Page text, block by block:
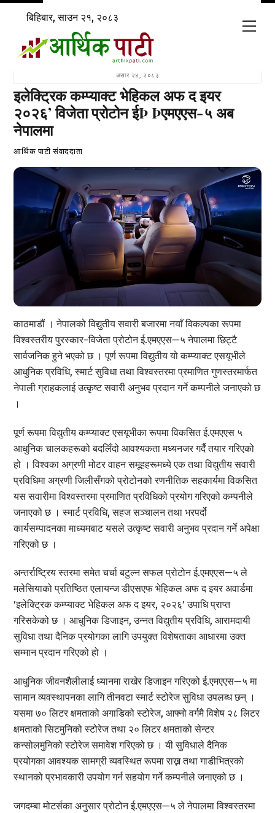
Skip
content
बिहिबार, साउन २१, २०८३
असार २४, २०८३
इलेक्ट्रिक कम्प्याक्ट भेहिकल अफ द इयर
२०२६’ विजेता प्रोटोन ईÞ Þएमएएस-५ अब
नेपालमा
आर्थिक पाटी संवाददाता
काठमाडौं । नेपालको विद्युतीय सवारी बजारमा नयाँ विकल्पका रूपमा
विश्वस्तरीय पुरस्कार–विजेता प्रोटोन ई.एमएएस—५ नेपालमा छिट्टै
सार्वजनिक हुने भएको छ । पूर्ण रूपमा विद्युतीय यो कम्प्याक्ट एसयूभीले
आधुनिक प्रविधि, स्मार्ट सुविधा तथा विश्वस्तरमा प्रमाणित गुणस्तरमार्फत
नेपाली ग्राहकलाई उत्कृष्ट सवारी अनुभव प्रदान गर्ने कम्पनीले जनाएको छ
।
पूर्ण रूपमा विद्युतीय कम्प्याक्ट एसयूभीका रूपमा विकसित ई.एमएएस ५
आधुनिक चालकहरूको बदलिँदो आवश्यकता मध्यनजर गर्दै तयार गरिएको
हो । विश्वका अग्रणी मोटर वाहन समूहहरूमध्ये एक तथा विद्युतीय सवारी
प्रविधिमा अग्रणी जिलीसँगको प्रोटोनको रणनीतिक सहकार्यमा विकसित
यस सवारीमा विश्वस्तरमा प्रमाणित प्रविधिको प्रयोग गरिएको कम्पनीले
जनाएको छ । स्मार्ट प्रविधि, सहज सञ्चालन तथा भरपर्दो
कार्यसम्पादनका माध्यमबाट यसले उत्कृष्ट सवारी अनुभव प्रदान गर्ने अपेक्षा
गरिएको छ ।
अन्तर्राष्ट्रिय स्तरमा समेत चर्चा बटुल्न सफल प्रोटोन ई.एमएएस—५ ले
मलेसियाको प्रतिष्ठित एलायन्ज डीएसएफ भेहिकल अफ द इयर अवार्डमा
’इलेक्ट्रिक कम्प्याक्ट भेहिकल अफ द इयर, २०२६’ उपाधि प्राप्त
गरिसकेको छ । आधुनिक डिजाइन, उन्नत विद्युतीय प्रविधि, आरामदायी
सुविधा तथा दैनिक प्रयोगका लागि उपयुक्त विशेषताका आधारमा उक्त
सम्मान प्रदान गरिएको हो ।
आधुनिक जीवनशैलीलाई ध्यानमा राखेर डिजाइन गरिएको ई.एमएएस—५ मा
सामान व्यवस्थापनका लागि तीनवटा स्मार्ट स्टोरेज सुविधा उपलब्ध छन् ।
यसमा ७० लिटर क्षमताको अगाडिको स्टोरेज, आफ्नो वर्गमै विशेष २८ लिटर
क्षमताको सिटमुनिको स्टोरेज तथा २० लिटर क्षमताको सेन्टर
कन्सोलमुनिको स्टोरेज समावेश गरिएको छ । यी सुविधाले दैनिक
प्रयोगका आवश्यक सामग्री व्यवस्थित रूपमा राख्न तथा गाडीभित्रको
स्थानको प्रभावकारी उपयोग गर्न सहयोग गर्ने कम्पनीले जनाएको छ ।
जगदम्बा मोटर्सका अनुसार प्रोटोन ई.एमएएस—५ ले नेपालमा विश्वस्तरमा